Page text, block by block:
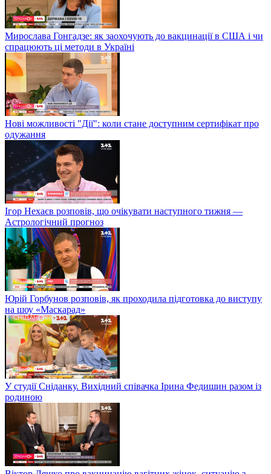
Мирослава Гонгадзе: як заохочують до вакцинації в США і чи
спрацюють ці методи в Україні
Нові можливості "Дії": коли стане доступним сертифікат про
одужання
Ігор Нехаєв розповів, що очікувати наступного тижня —
Астрологічний прогноз
Юрій Горбунов розповів, як проходила підготовка до виступу
на шоу «Маскарад»
У студії Сніданку. Вихідний співачка Ірина Федишин разом із
родиною